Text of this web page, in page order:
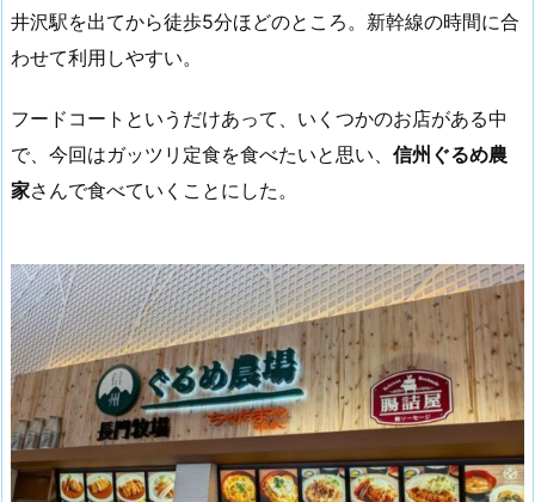
井沢駅を出てから徒歩5分ほどのところ。新幹線の時間に合
わせて利用しやすい。
フードコートというだけあって、いくつかのお店がある中
で、今回はガッツリ定食を食べたいと思い、 信州ぐるめ農
家さんで食べていくことにした。